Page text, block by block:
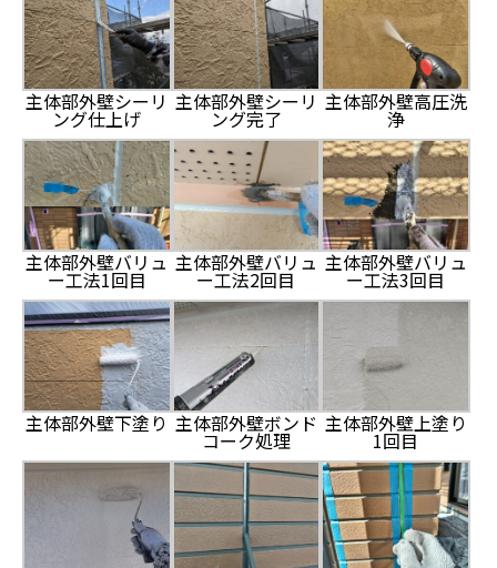
主体部外壁シーリ
ング仕上げ
主体部外壁シーリ
ング完了
主体部外壁高圧洗
浄
主体部外壁バリュ
ー工法1回目
主体部外壁バリュ
ー工法2回目
主体部外壁バリュ
ー工法3回目
主体部外壁下塗り 主体部外壁ボンド
コーク処理
主体部外壁上塗り
1回目